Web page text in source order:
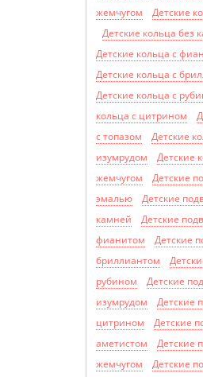
жемчугом
Детские
Детские кольца без
Детские кольца с
Детские кольца с
Детские кольца с
кольца с цитрином
с топазом
Детские
изумрудом
Детские
жемчугом
Детские
эмалью
Детские
камней
Детские
фианитом
Детские
бриллиантом
рубином
Детские
изумрудом
Детские
цитрином
Детские
аметистом
Детские
жемчугом
Детские